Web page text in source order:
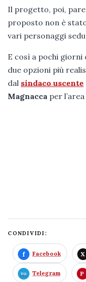
Il progetto, poi,
proposto non è
vari personaggi
E così a pochi giorni
due opzioni più
dal sindaco uscente
Magnacca per
CONDIVIDI:
Facebook
Telegram